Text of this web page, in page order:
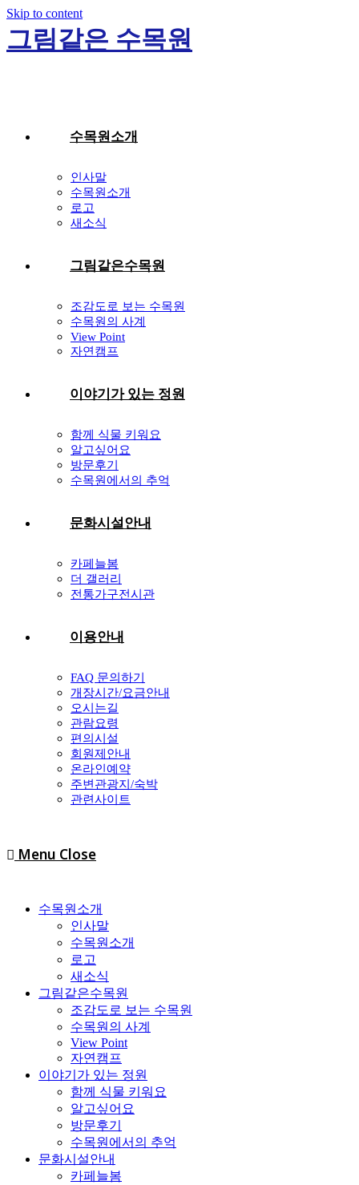
Skip to content
그림같은 수목원
수목원소개
인사말
수목원소개
로고
새소식
그림같은수목원
조감도로 보는 수목원
수목원의 사계
View Point
자연캠프
이야기가 있는 정원
함께 식물 키워요
알고싶어요
방문후기
수목원에서의 추억
문화시설안내
카페늘봄
더 갤러리
전통가구전시관
이용안내
FAQ 문의하기
개장시간/요금안내
오시는길
관람요령
편의시설
회원제안내
온라인예약
주변관광지/숙박
관련사이트
Menu Close
수목원소개
인사말
수목원소개
로고
새소식
그림같은수목원
조감도로 보는 수목원
수목원의 사계
View Point
자연캠프
이야기가 있는 정원
함께 식물 키워요
알고싶어요
방문후기
수목원에서의 추억
문화시설안내
카페늘봄